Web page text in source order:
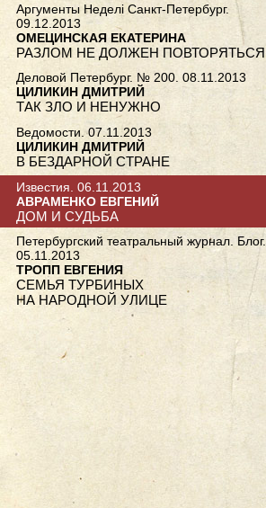
Аргументы Неделi Санкт-Петербург.
09.12.2013
ОМЕЦИНСКАЯ ЕКАТЕРИНА
РАЗЛОМ НЕ ДОЛЖЕН ПОВТОРЯТЬСЯ
Деловой Петербург. № 200. 08.11.2013
ЦИЛИКИН ДМИТРИЙ
ТАК ЗЛО И НЕНУЖНО
Ведомости. 07.11.2013
ЦИЛИКИН ДМИТРИЙ
В БЕЗДАРНОЙ СТРАНЕ
Известия. 06.11.2013
АВРАМЕНКО ЕВГЕНИЙ
ДОМ И СУДЬБА
Петербургский театральный журнал. Блог.
05.11.2013
ТРОПП ЕВГЕНИЯ
СЕМЬЯ ТУРБИНЫХ
НА НАРОДНОЙ УЛИЦЕ